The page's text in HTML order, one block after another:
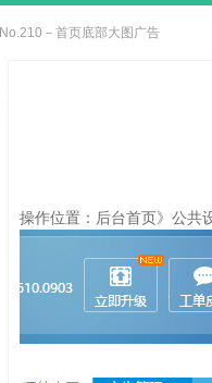
No.210－首页底部大图广告
操作位置：后台首页》公共